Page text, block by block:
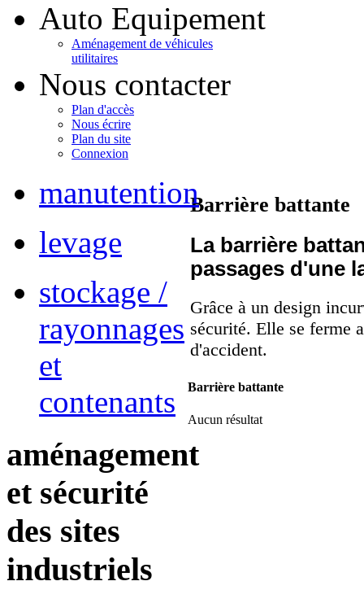
Auto Equipement
Aménagement de véhicules
utilitaires
Nous contacter
Plan d'accès
Nous écrire
Plan du site
Connexion
Barrière battante
La barrière
passages d'une
Grâce à un design
sécurité. Elle se ferme
d'accident.
Barrière battante
Aucun résultat
manutention
levage
stockage /
rayonnages
et
contenants
aménagement
et sécurité
des sites
industriels